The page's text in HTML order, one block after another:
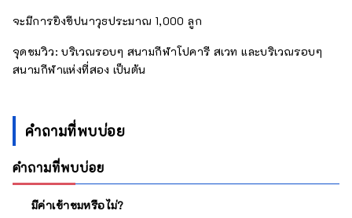
จะมีการยิงขีปนาวุธประมาณ 1,000 ลูก
จุดชมวิว: บริเวณรอบๆ สนามกีฬาโปคารี สเวท และบริเวณรอบๆ
สนามกีฬาแห่งที่สอง เป็นต้น
คำถามที่พบบ่อย
คำถามที่พบบ่อย
มีค่าเข้าชมหรือไม่?